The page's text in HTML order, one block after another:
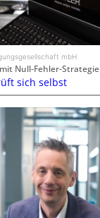
mbH
Null-Fehler-Strategie
sich selbst